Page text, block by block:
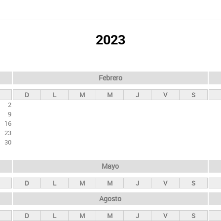
2023
2
9
16
23
30
Febrero
D L M M J V S
Mayo
D L M M J V S
Agosto
D L M M J V S